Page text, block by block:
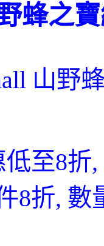
蜂之
山野
至8折,
8折, 數